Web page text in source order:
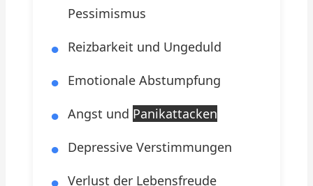
Pessimismus
Reizbarkeit und Ungeduld
Emotionale Abstumpfung
Angst und Panikattacken
Depressive Verstimmungen
Verlust der Lebensfreude